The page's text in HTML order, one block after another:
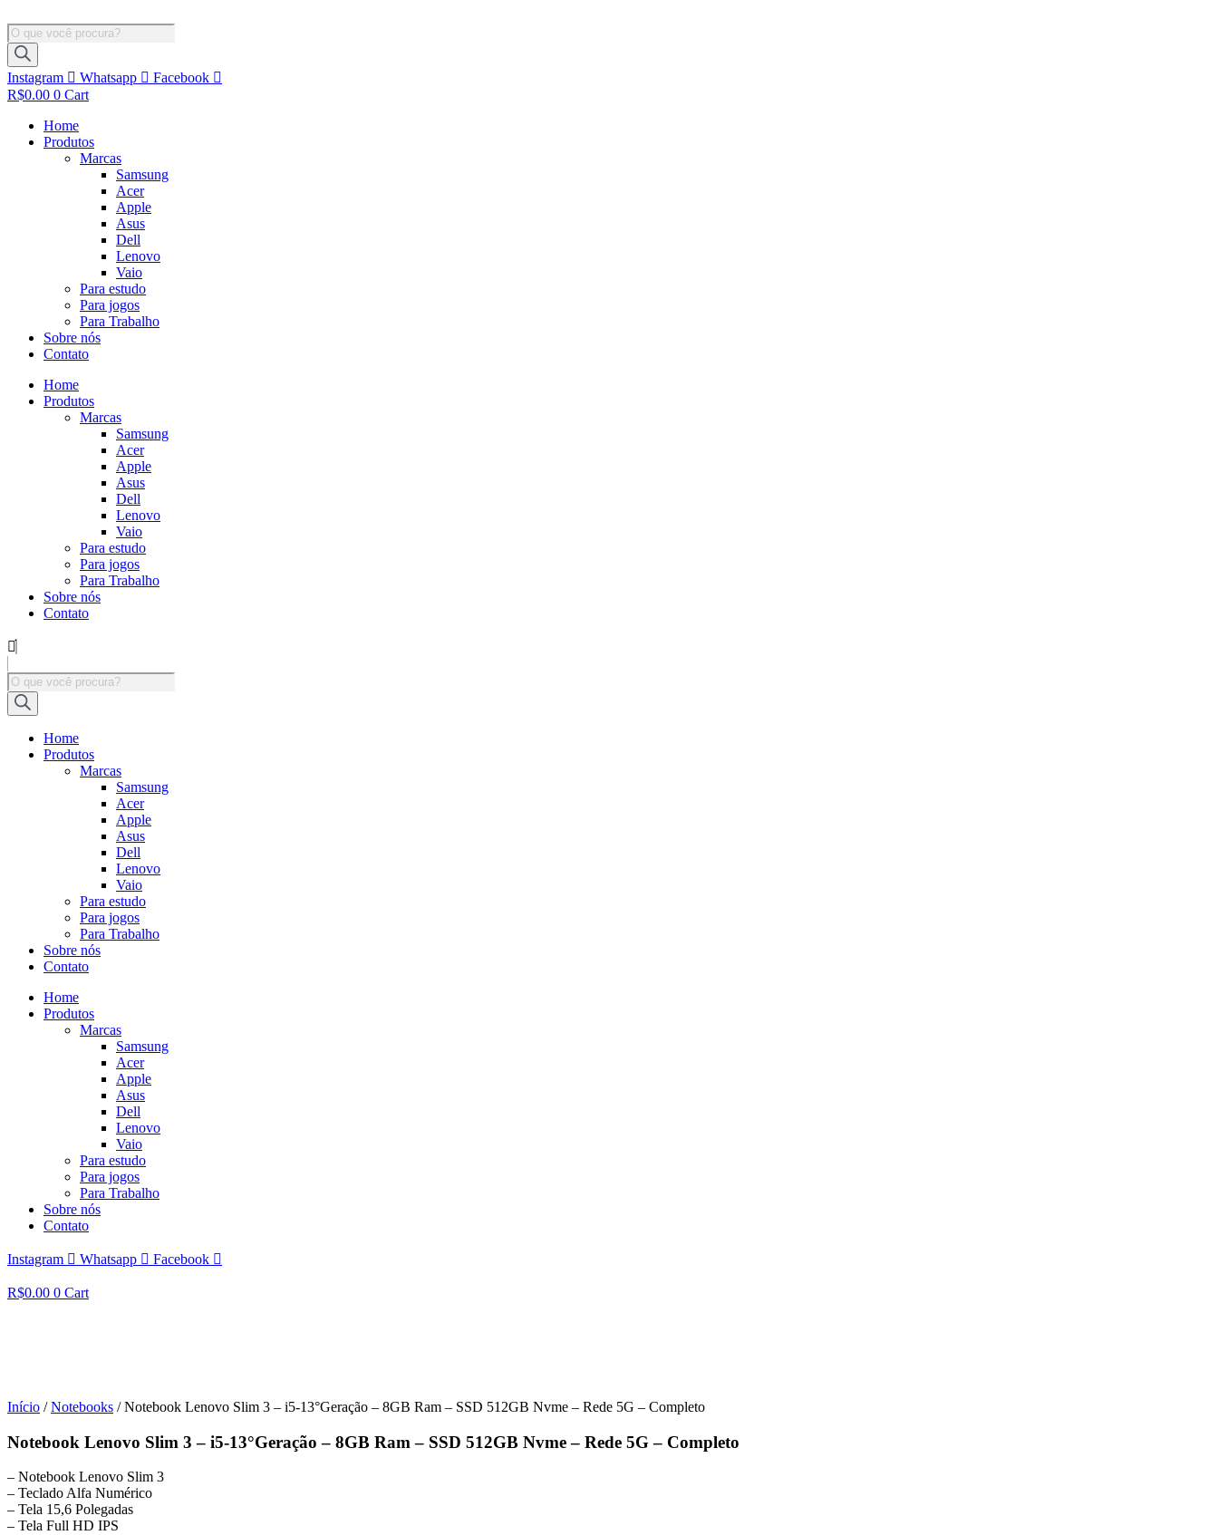
para
o
conteúdo
Pesquisar
produtos
Instagram
Whatsapp
Facebook
R$0.00 0 Cart
Home
Produtos
Marcas
Samsung
Acer
Apple
Asus
Dell
Lenovo
Vaio
Para estudo
Para jogos
Para Trabalho
Sobre nós
Contato
Home
Produtos
Marcas
Samsung
Acer
Apple
Asus
Dell
Lenovo
Vaio
Para estudo
Para jogos
Para Trabalho
Sobre nós
Contato
Pesquisar
produtos
Home
Produtos
Marcas
Samsung
Acer
Apple
Asus
Dell
Lenovo
Vaio
Para estudo
Para jogos
Para Trabalho
Sobre nós
Contato
Home
Produtos
Marcas
Samsung
Acer
Apple
Asus
Dell
Lenovo
Vaio
Para estudo
Para jogos
Para Trabalho
Sobre nós
Contato
Instagram Whatsapp Facebook
R$0.00 0 Cart
Início /Notebooks / Notebook Lenovo Slim 3 – i5-13°Geração – 8GB Ram – SSD 512GB Nvme – Rede 5G – Completo
Notebook Lenovo Slim 3 – i5-13°Geração – 8GB Ram – SSD 512GB Nvme – Rede 5G – Completo
– Notebook Lenovo Slim 3
– Teclado Alfa Numérico
– Tela 15,6 Polegadas
– ⁠Tela Full HD IPS